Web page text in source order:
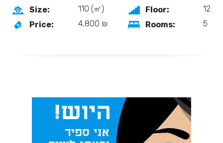
Size: 110 (㎡) Floor:
12
Price:
4,800 ₪ Rooms: 5